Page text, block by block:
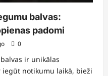
balvas:
padomi
0
ir unikālas
notikumu laikā, bieži